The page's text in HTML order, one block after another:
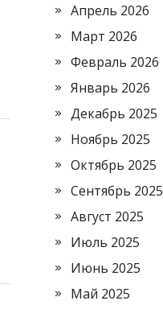
Апрель 2026
Март 2026
Февраль 2026
Январь 2026
Декабрь 2025
Ноябрь 2025
Октябрь 2025
Сентябрь 2025
Август 2025
Июль 2025
Июнь 2025
Май 2025